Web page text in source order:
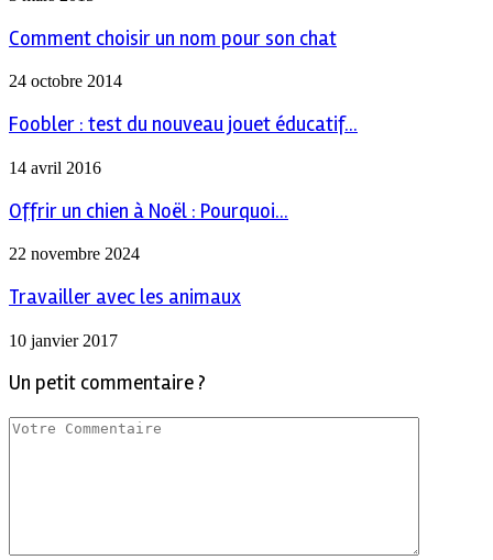
Comment choisir un nom pour son chat
24 octobre 2014
Foobler : test du nouveau jouet éducatif...
14 avril 2016
Offrir un chien à Noël : Pourquoi...
22 novembre 2024
Travailler avec les animaux
10 janvier 2017
Un petit commentaire ?